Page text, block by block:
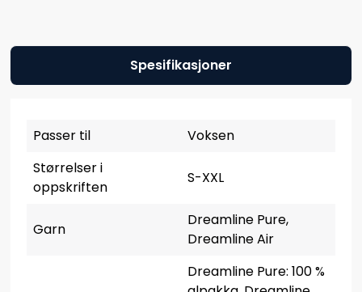
Spesifikasjoner
Passer til
Voksen
Størrelser i
oppskriften
S-XXL
Garn
Dreamline Pure,
Dreamline Air
Dreamline Pure: 100 %